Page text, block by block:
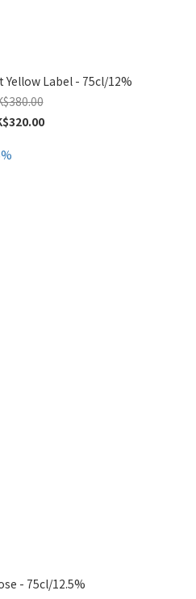
Yellow Label - 75cl/12%
- 75cl/12.5%